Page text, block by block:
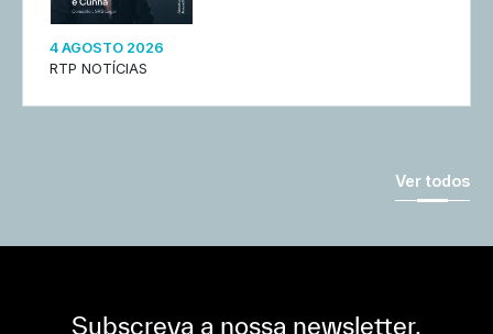
4 AGOSTO 2026
RTP NOTÍCIAS
Ver todos
Subscreva a nossa newsletter,